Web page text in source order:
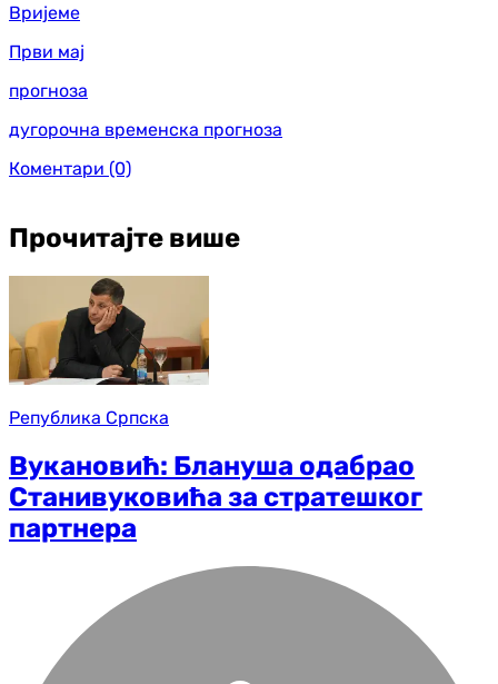
Вријеме
Први мај
прогноза
дугорочна временска прогноза
Коментари (0)
Прочитајте више
Република Српска
Вукановић: Блануша одабрао
Станивуковића за стратешког
партнера